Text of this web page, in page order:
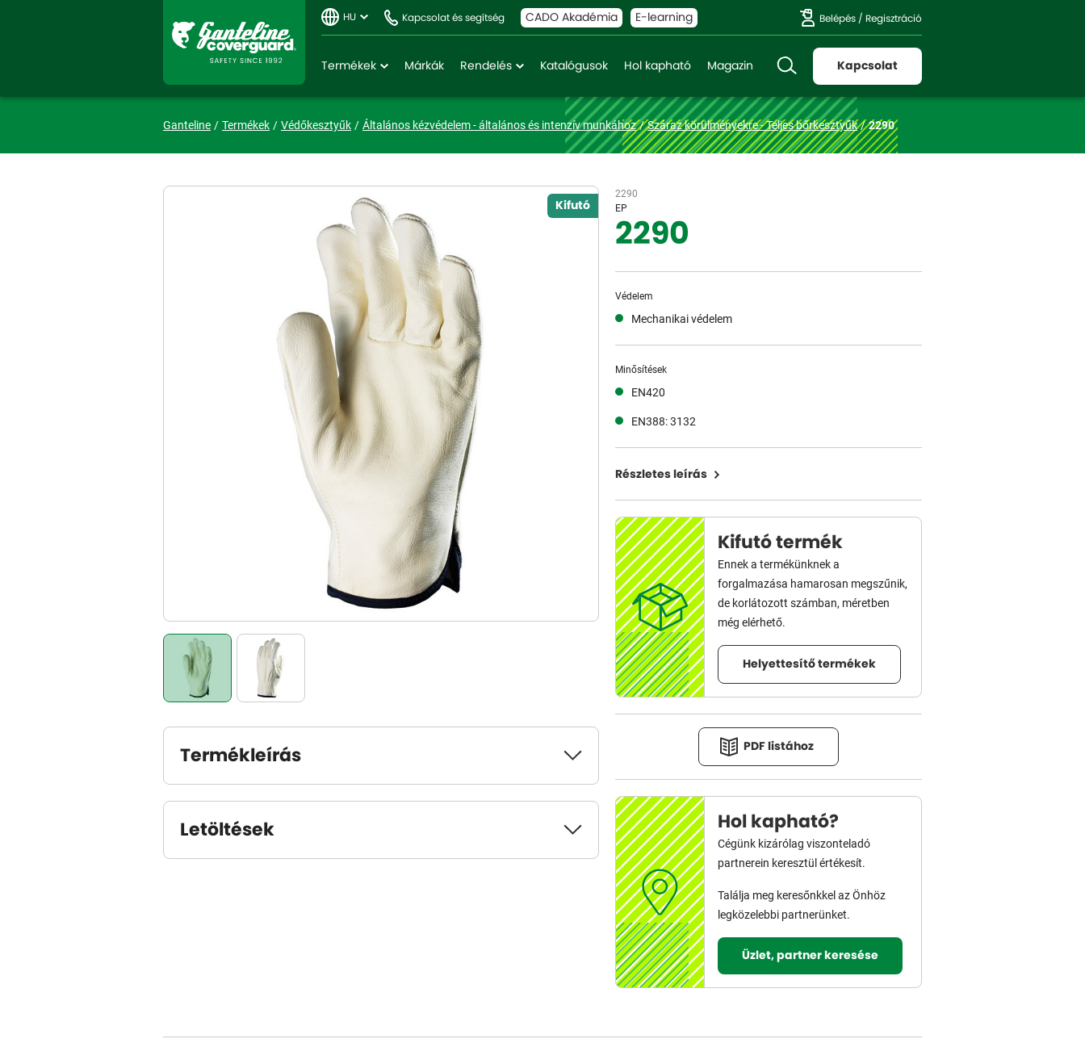
HU Kapcsolat és segítség CADO Akadémia E-learning Belépés / Regisztráció
Termékek Márkák Rendelés Katalógusok Hol kapható Magazin Kapcsolat
Ganteline Termékek Védőkesztyűk Általános kézvédelem - általános és intenzív munkához Száraz körülményekre - Teljes bőrkesztyűk 2290
Kifutó
Termékleírás
Letöltések
2290
EP
2290
Védelem
Mechanikai védelem
Minősítések
EN420
EN388: 3132
Részletes leírás
Kifutó termék
Ennek a termékünknek a
forgalmazása hamarosan megszűnik,
de korlátozott számban, méretben
még elérhető.
Helyettesítő termékek
PDF listához
Hol kapható?
Cégünk kizárólag viszonteladó
partnerein keresztül értékesít.
Találja meg keresőnkkel az Önhöz
legközelebbi partnerünket.
Üzlet, partner keresése